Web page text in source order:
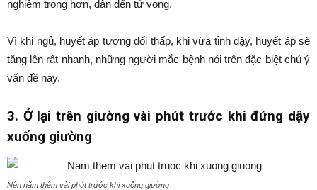
nghiêm trọng hơn, dẫn đến tử vong.
Vì khi ngủ, huyết áp tương đối thấp, khi vừa tỉnh dậy, huyết áp sẽ
tăng lên rất nhanh, những người mắc bệnh nói trên đặc biệt chú ý
vấn đề này.
3. Ở lại trên giường vài phút trước khi đứng dậy
xuống giường
Nên nằm thêm vài phút trước khi xuống giường